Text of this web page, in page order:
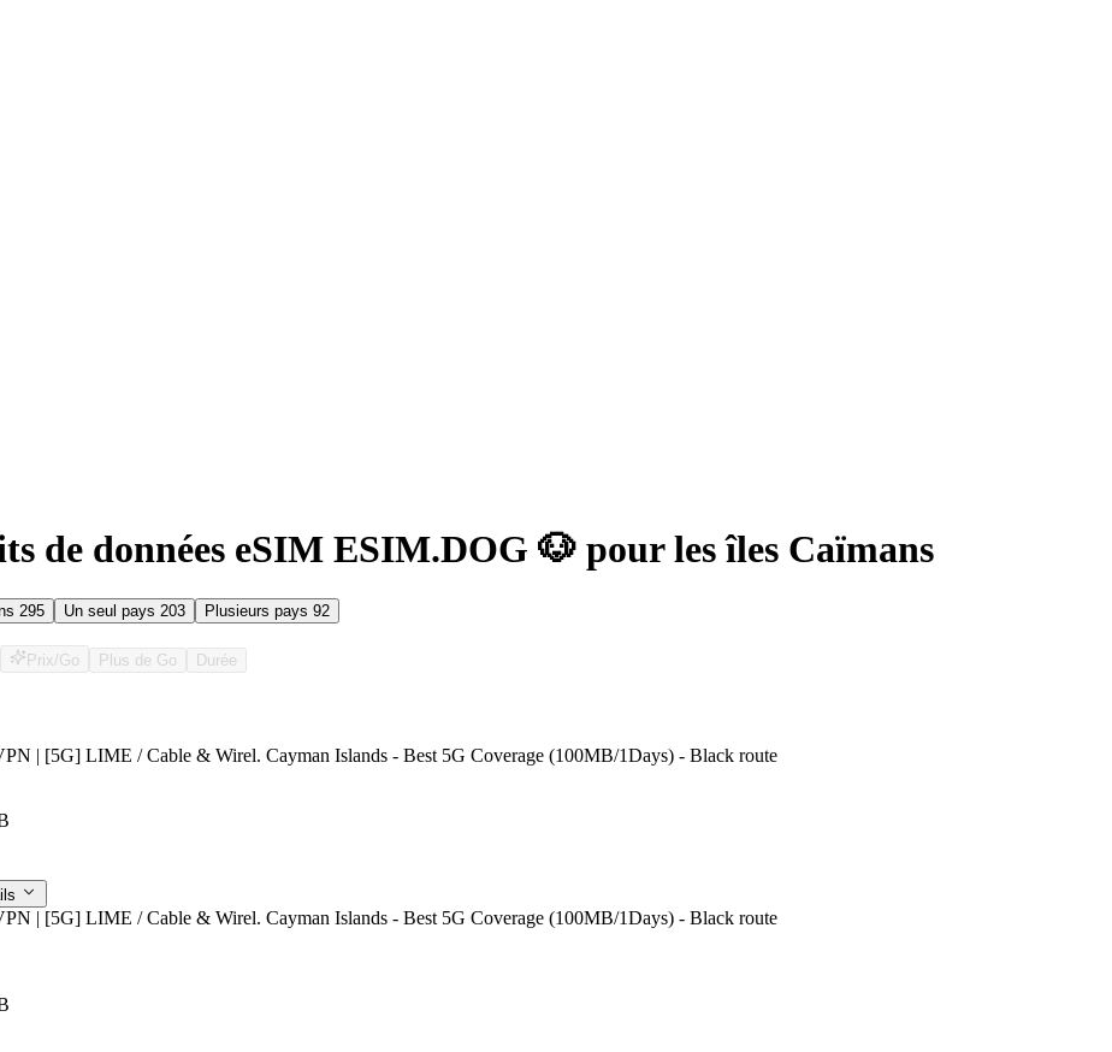
de données eSIM ESIM.DOG 🐶 pour les îles Caïmans
295 Un seul pays 203 Plusieurs pays 92
Prix/Go Plus de Go Durée
| [5G] LIME / Cable & Wirel. Cayman Islands - Best 5G Coverage (100MB/1Days) - Black route
| [5G] LIME / Cable & Wirel. Cayman Islands - Best 5G Coverage (100MB/1Days) - Black route